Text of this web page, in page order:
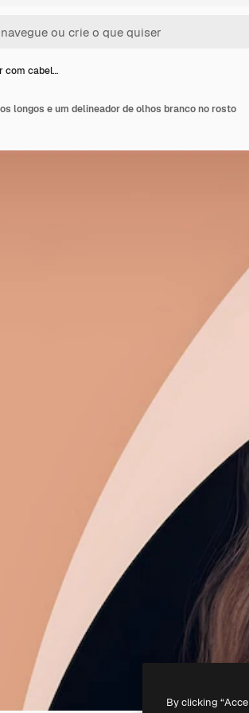
com cabel…
longos e um delineador de olhos branco no rosto
By clicking